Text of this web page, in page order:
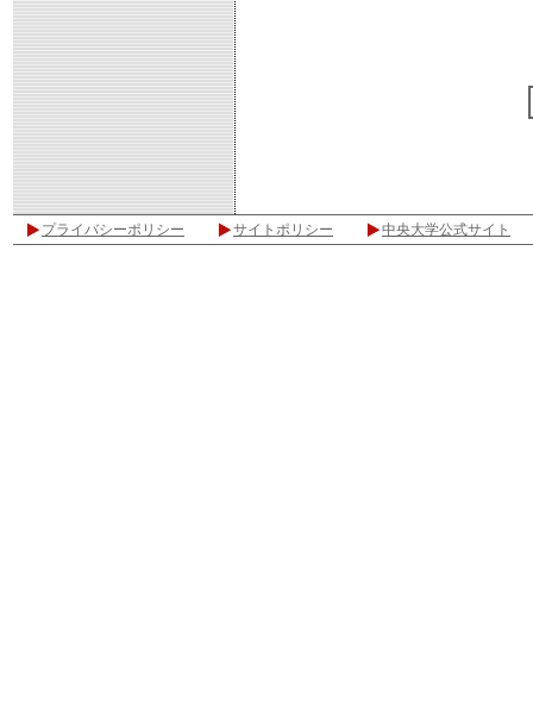
プライバシーポリシー サイトポリシー 中央大学公式サイト